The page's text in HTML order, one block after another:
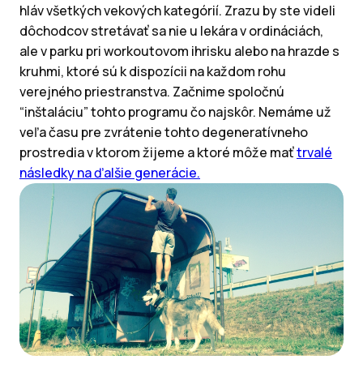
hláv všetkých vekových kategórií. Zrazu by ste videli
dôchodcov stretávať sa nie u lekára v ordináciách,
ale v parku pri workoutovom ihrisku alebo na hrazde s
kruhmi, ktoré sú k dispozícii na každom rohu
verejného priestranstva. Začnime spoločnú
“inštaláciu” tohto programu čo najskôr. Nemáme už
veľa času pre zvrátenie tohto degeneratívneho
prostredia v ktorom žijeme a ktoré môže maťtrvalé
následky na ďalšie generácie.